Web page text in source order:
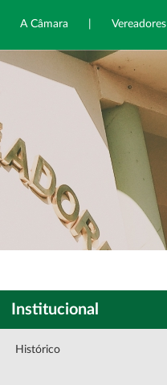
A Câmara Vereadores
Institucional
Histórico